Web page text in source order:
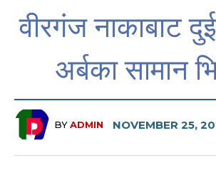
वीरगंज नाकाबाट
अर्बका सामान
BYADMIN NOVEMBER 25,